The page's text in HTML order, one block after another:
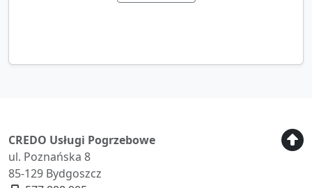
CREDO Usługi Pogrzebowe
ul. Poznańska 8
85-129 Bydgoszcz